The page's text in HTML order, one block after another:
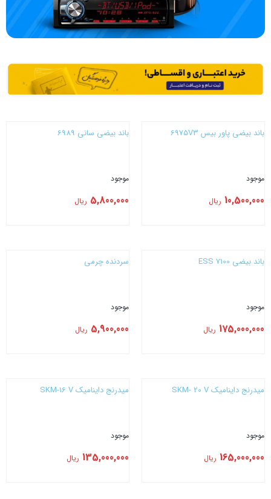
باند بیضی پاور بیس 6975V3
موجود
10,500,000 ریال
باند بیضی سانی 6989
موجود
5,800,000 ریال
باند بیضی 7100 ESS
موجود
175,000,000 ریال
سردنده چرمی
موجود
5,900,000 ریال
میدرنج داینامیک SKM- 20 V
موجود
165,000,000 ریال
میدرنج داینامیک SKM-16 V
موجود
135,000,000 ریال